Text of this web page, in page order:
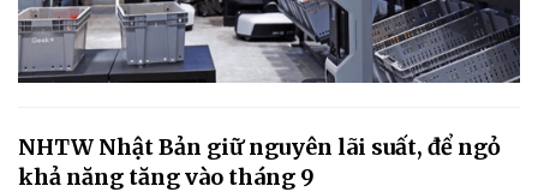
NHTW Nhật Bản giữ nguyên lãi suất, để ngỏ
khả năng tăng vào tháng 9